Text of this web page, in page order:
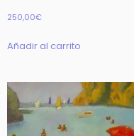
250,00€
Añadir al carrito